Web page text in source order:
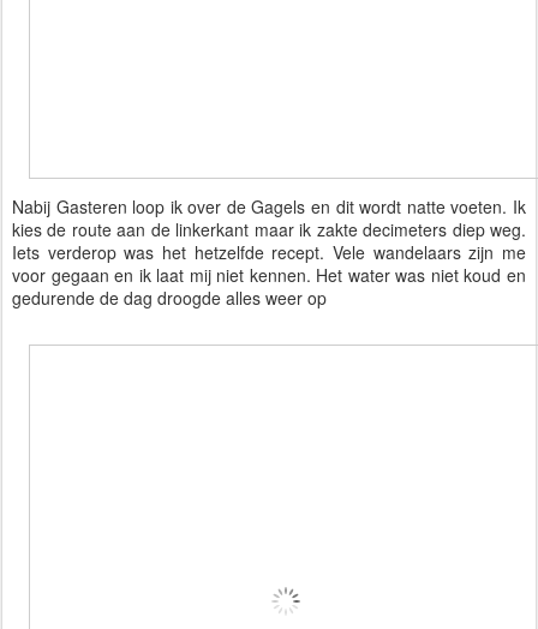
Nabij Gasteren loop ik over de Gagels en dit wordt natte voeten. Ik
kies de route aan de linkerkant maar ik zakte decimeters diep weg.
Iets verderop was het hetzelfde recept. Vele wandelaars zijn me
voor gegaan en ik laat mij niet kennen. Het water was niet koud en
gedurende de dag droogde alles weer op